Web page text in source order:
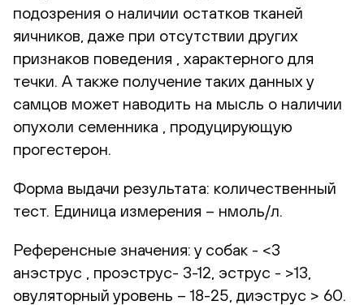
подозрения о наличии остатков тканей
яичников, даже при отсутствии других
признаков поведения , характерного для
течки. А также получение таких данных у
самцов может наводить на мысль о наличии
опухоли семенника , продуцирующую
прогестерон.
Форма выдачи результата: количественный
тест. Единица измерения – нмоль/л.
Референсные значения: у собак - <3
анэструс , проэструс- 3-12, эструс - >13,
овуляторный уровень – 18-25, диэструс > 60.